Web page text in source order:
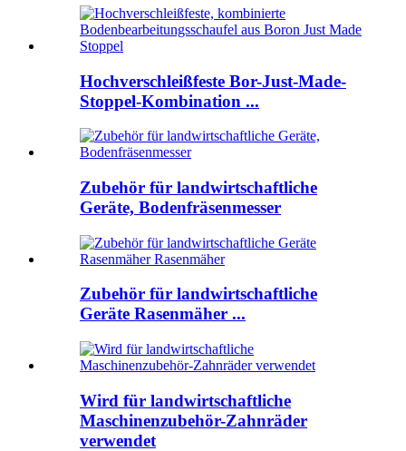
Hochverschleißfeste Bor-Just-Made-
Stoppel-Kombination ...
Zubehör für landwirtschaftliche
Geräte, Bodenfräsenmesser
Zubehör für landwirtschaftliche
Geräte Rasenmäher ...
Wird für landwirtschaftliche
Maschinenzubehör-Zahnräder
verwendet